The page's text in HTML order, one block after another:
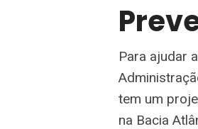
Para ajudar
tem um
na Bacia